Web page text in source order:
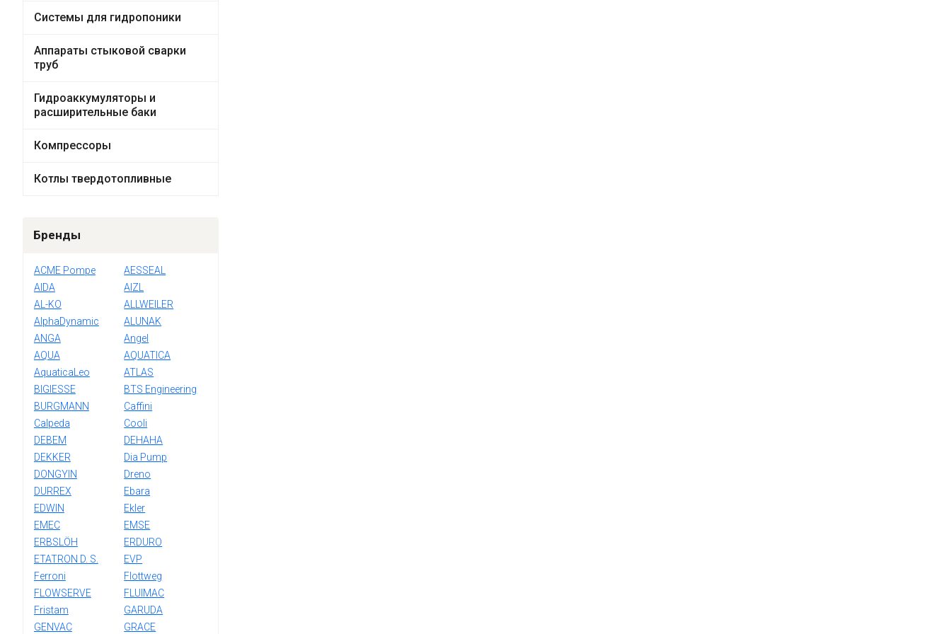
Системы для гидропоники
Аппараты стыковой сварки
труб
Гидроаккумуляторы и
расширительные баки
Компрессоры
Котлы твердотопливные
Бренды
ACME Pompe
AESSEAL
AIDA
AIZL
AL-KO
ALLWEILER
AlphaDynamic
ALUNAK
ANGA
Angel
AQUA
AQUATICA
AquaticaLeo
ATLAS
BIGIESSE
BTS Engineering
BURGMANN
Caffini
Calpeda
Cooli
DEBEM
DEHAHA
DEKKER
Dia Pump
DONGYIN
Dreno
DURREX
Ebara
EDWIN
Ekler
EMEC
EMSE
ERBSLÖH
ERDURO
ETATRON D. S.
EVP
Ferroni
Flottweg
FLOWSERVE
FLUIMAC
Fristam
GARUDA
GENVAC
GRACE